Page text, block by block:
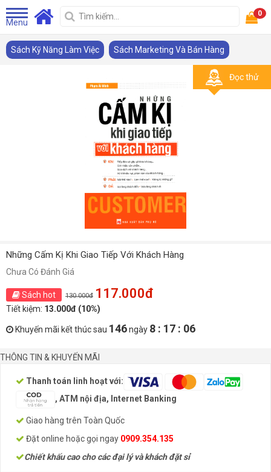
Menu
0
Sách Kỹ Năng Làm Việc Sách Marketing Và Bán Hàng
Đọc thử
Những Cấm Kị Khi Giao Tiếp Với Khách Hàng
Chưa Có Đánh Giá
Sách hot 130.000đ 117.000đ
Tiết kiệm: 13.000đ (10%)
Khuyến mãi kết thúc sau 146ngày 8 : 17 : 06
THÔNG TIN & KHUYẾN MÃI
Thanh toán linh hoạt với:
, ATM nội địa, Internet Banking
Giao hàng trên Toàn Quốc
Đặt online hoặc gọi ngay 0909.354.135
Chiết khấu cao cho các đại lý và khách đặt sỉ